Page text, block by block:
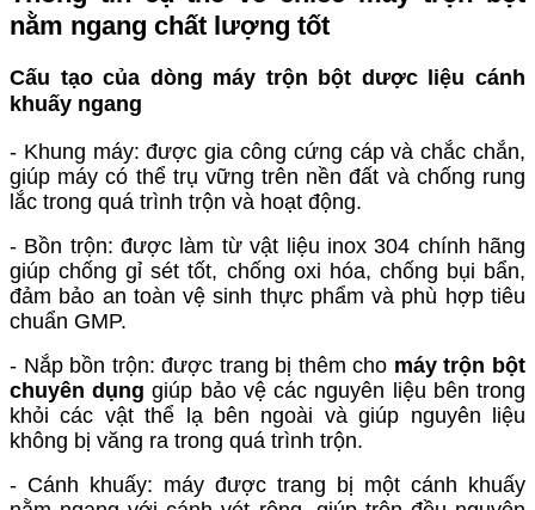
nằm ngang chất lượng tốt
Cấu tạo của dòng máy trộn bột dược liệu cánh
khuấy ngang
- Khung máy: được gia công cứng cáp và chắc chắn,
giúp máy có thể trụ vững trên nền đất và chống rung
lắc trong quá trình trộn và hoạt động.
- Bồn trộn: được làm từ vật liệu inox 304 chính hãng
giúp chống gỉ sét tốt, chống oxi hóa, chống bụi bẩn,
đảm bảo an toàn vệ sinh thực phẩm và phù hợp tiêu
chuẩn GMP.
- Nắp bồn trộn: được trang bị thêm cho máy trộn bột
chuyên dụng giúp bảo vệ các nguyên liệu bên trong
khỏi các vật thể lạ bên ngoài và giúp nguyên liệu
không bị văng ra trong quá trình trộn.
- Cánh khuấy: máy được trang bị một cánh khuấy